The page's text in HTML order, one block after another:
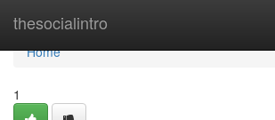
thesocialintro
Home
Home
1